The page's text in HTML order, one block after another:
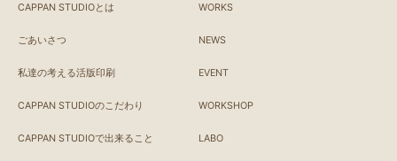
CAPPAN STUDIOとは
ごあいさつ
私達の考える活版印刷
CAPPAN STUDIOのこだわり
CAPPAN STUDIOで出来ること
WORKS
NEWS
EVENT
WORKSHOP
LABO